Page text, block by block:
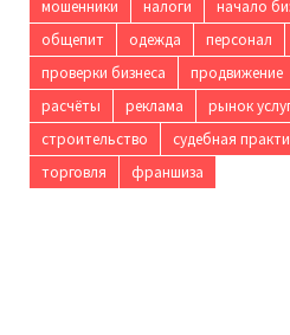
мошенники
налоги
начало
общепит
одежда персонал
проверки бизнеса
продвижение
расчёты
реклама рынок
строительство
судебная
торговля
франшиза